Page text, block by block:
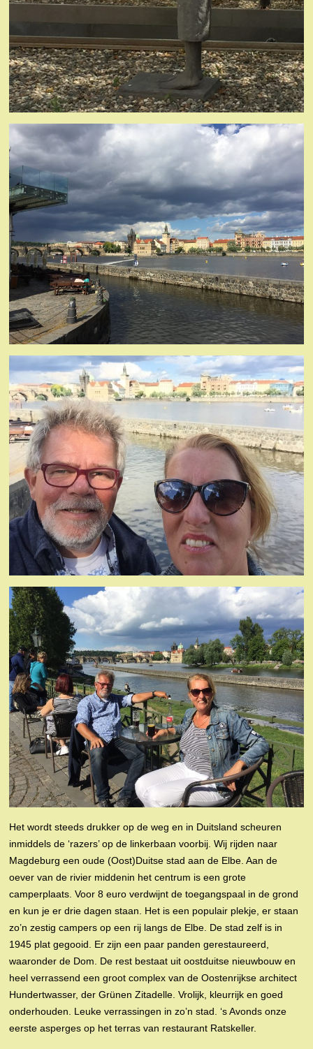
Het wordt steeds drukker op de weg en in Duitsland scheuren
inmiddels de ‘razers’ op de linkerbaan voorbij. Wij rijden naar
Magdeburg een oude (Oost)Duitse stad aan de Elbe. Aan de
oever van de rivier middenin het centrum is een grote
camperplaats. Voor 8 euro verdwijnt de toegangspaal in de grond
en kun je er drie dagen staan. Het is een populair plekje, er staan
zo’n zestig campers op een rij langs de Elbe. De stad zelf is in
1945 plat gegooid. Er zijn een paar panden gerestaureerd,
waaronder de Dom. De rest bestaat uit oostduitse nieuwbouw en
heel verrassend een groot complex van de Oostenrijkse architect
Hundertwasser, der Grünen Zitadelle. Vrolijk, kleurrijk en goed
onderhouden. Leuke verrassingen in zo’n stad. ‘s Avonds onze
eerste asperges op het terras van restaurant Ratskeller.